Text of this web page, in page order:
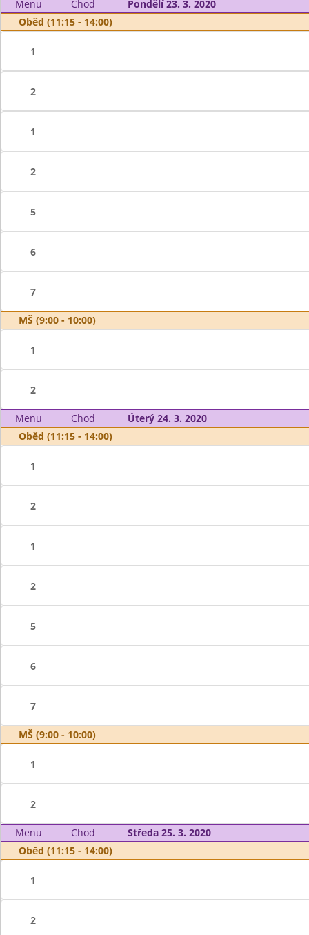
Menu Chod
Pondělí 23. 3. 2020
Oběd (11:15 - 14:00)
1
2
1
2
5
6
7
MŠ (9:00 - 10:00)
1
2
Menu Chod
Úterý 24. 3. 2020
Oběd (11:15 - 14:00)
1
2
1
2
5
6
7
MŠ (9:00 - 10:00)
1
2
Menu Chod
Středa 25. 3. 2020
Oběd (11:15 - 14:00)
1
2